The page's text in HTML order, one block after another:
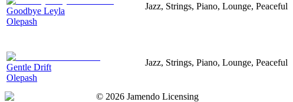
Goodbye Leyla
Olepash
Jazz, Strings, Piano, Lounge, Peaceful
Gentle Drift
Olepash
Jazz, Strings, Piano, Lounge, Peaceful
© 2026 Jamendo Licensing